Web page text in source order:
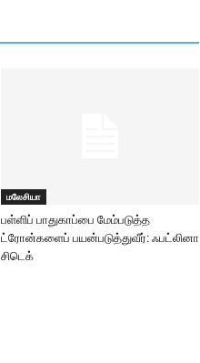
மலேசியா
பள்ளிப் பாதுகாப்பை மேம்படுத்த
ட்ரோன்களைப் பயன்படுத்துவீர்: ஃபட்லினா
சிடெக்